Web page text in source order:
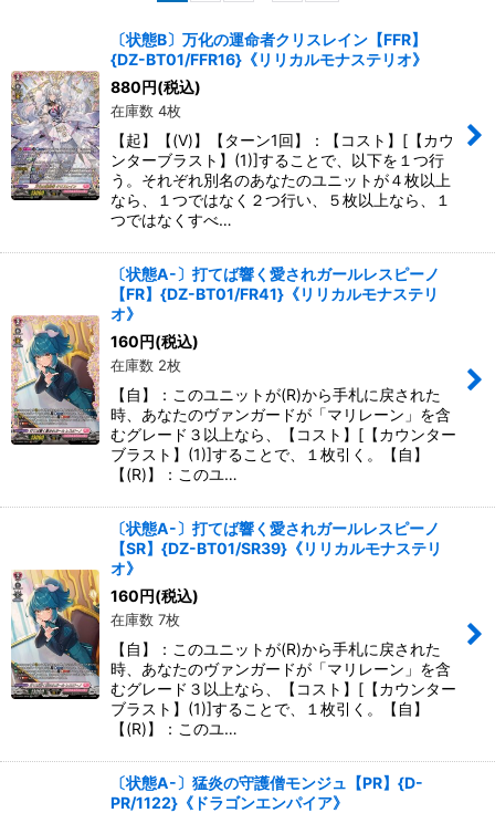
絞り込む
〔状態B〕万化の運命者クリスレイン【FFR】
{DZ-BT01/FFR16}《リリカルモナステリオ》
880円(税込)
在庫数 4枚
【起】【(V)】【ターン1回】：【コスト】[【カウ
ンターブラスト】(1)]することで、以下を１つ行
う。それぞれ別名のあなたのユニットが４枚以上
なら、１つではなく２つ行い、５枚以上なら、１
つではなくすべ…
〔状態A-〕打てば響く愛されガールレスピーノ
【FR】{DZ-BT01/FR41}《リリカルモナステリ
オ》
160円(税込)
在庫数 2枚
【自】：このユニットが(R)から手札に戻された
時、あなたのヴァンガードが「マリレーン」を含
むグレード３以上なら、【コスト】[【カウンター
ブラスト】(1)]することで、１枚引く。【自】
【(R)】：このユ…
〔状態A-〕打てば響く愛されガールレスピーノ
【SR】{DZ-BT01/SR39}《リリカルモナステリ
オ》
160円(税込)
在庫数 7枚
【自】：このユニットが(R)から手札に戻された
時、あなたのヴァンガードが「マリレーン」を含
むグレード３以上なら、【コスト】[【カウンター
ブラスト】(1)]することで、１枚引く。【自】
【(R)】：このユ…
〔状態A-〕猛炎の守護僧モンジュ【PR】{D-
PR/1122}《ドラゴンエンパイア》